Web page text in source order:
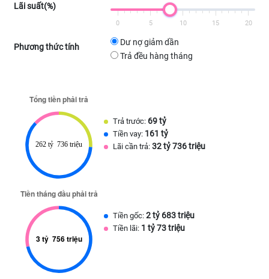
Lãi suất(%)
0 5 10 15 20
Phương thức tính
Dư nợ giảm dần
Trả đều hàng tháng
Trả trước: 69 tỷ
Tiền vay: 161 tỷ
Lãi cần trả: 32 tỷ 736 triệu
Tiền gốc: 2 tỷ 683 triệu
Tiền lãi: 1 tỷ 73 triệu